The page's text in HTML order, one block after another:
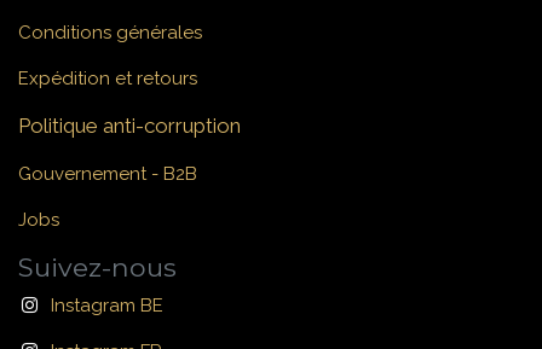
Conditions générales
Expédition et retours
Politique anti-corruption
Gouvernement - B2B
Jobs
Suivez-nous
Instagram BE